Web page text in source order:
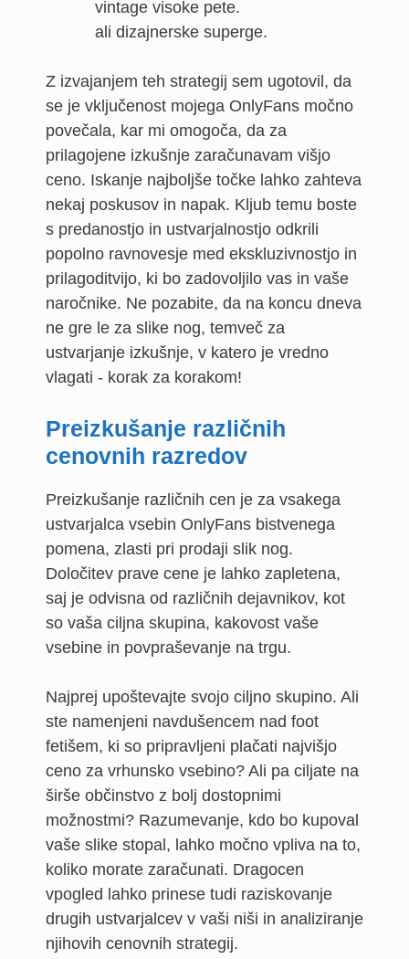
vintage visoke pete.
ali dizajnerske superge.
Z izvajanjem teh strategij sem ugotovil, da
se je vključenost mojega OnlyFans močno
povečala, kar mi omogoča, da za
prilagojene izkušnje zaračunavam višjo
ceno. Iskanje najboljše točke lahko zahteva
nekaj poskusov in napak. Kljub temu boste
s predanostjo in ustvarjalnostjo odkrili
popolno ravnovesje med ekskluzivnostjo in
prilagoditvijo, ki bo zadovoljilo vas in vaše
naročnike. Ne pozabite, da na koncu dneva
ne gre le za slike nog, temveč za
ustvarjanje izkušnje, v katero je vredno
vlagati - korak za korakom!
Preizkušanje različnih
cenovnih razredov
Preizkušanje različnih cen je za vsakega
ustvarjalca vsebin OnlyFans bistvenega
pomena, zlasti pri prodaji slik nog.
Določitev prave cene je lahko zapletena,
saj je odvisna od različnih dejavnikov, kot
so vaša ciljna skupina, kakovost vaše
vsebine in povpraševanje na trgu.
Najprej upoštevajte svojo ciljno skupino. Ali
ste namenjeni navdušencem nad foot
fetišem, ki so pripravljeni plačati najvišjo
ceno za vrhunsko vsebino? Ali pa ciljate na
širše občinstvo z bolj dostopnimi
možnostmi? Razumevanje, kdo bo kupoval
vaše slike stopal, lahko močno vpliva na to,
koliko morate zaračunati. Dragocen
vpogled lahko prinese tudi raziskovanje
drugih ustvarjalcev v vaši niši in analiziranje
njihovih cenovnih strategij.